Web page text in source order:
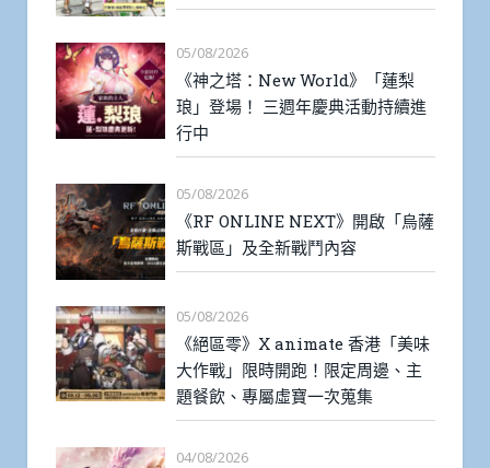
05/08/2026
《神之塔：New World》「蓮梨
琅」登場！ 三週年慶典活動持續進
行中
05/08/2026
《RF ONLINE NEXT》開啟「烏薩
斯戰區」及全新戰鬥內容
05/08/2026
《絕區零》X animate 香港「美味
大作戰」限時開跑！限定周邊、主
題餐飲、專屬虛寶一次蒐集
04/08/2026